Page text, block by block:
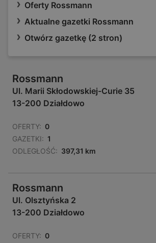
Oferty Rossmann
Aktualne gazetki Rossmann
Otwórz gazetkę (2 stron)
Rossmann
Ul. Marii Skłodowskiej-Curie 35
13-200 Działdowo
OFERTY: 0
GAZETKI: 1
ODLEGŁOŚĆ: 397,31 km
Rossmann
Ul. Olsztyńska 2
13-200 Działdowo
OFERTY: 0